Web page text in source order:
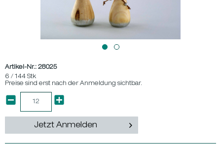
Artikel-Nr.: 28025
6 / 144 Stk
Preise sind erst nach der Anmeldung sichtbar.
Jetzt Anmelden